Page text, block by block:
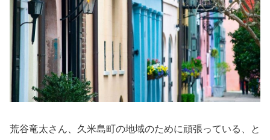
荒谷竜太さん、久米島町の地域のために頑張っている、と